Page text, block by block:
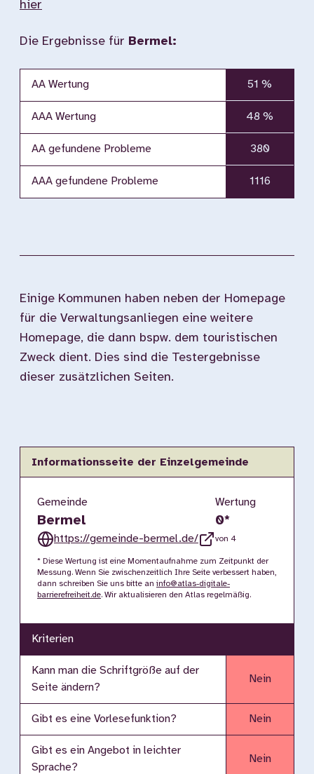
hier
Die Ergebnisse für Bermel:
AA Wertung 51 %
AAA Wertung 48 %
AA gefundene Probleme 380
AAA gefundene Probleme 1116
Einige Kommunen haben neben der Homepage
für die Verwaltungsanliegen eine weitere
Homepage, die dann bspw. dem touristischen
Zweck dient. Dies sind die Testergebnisse
dieser zusätzlichen Seiten.
Informationsseite der Einzelgemeinde
Gemeinde
Bermel
https://gemeinde-bermel.de/
Wertung
0*
von 4
* Diese Wertung ist eine Momentaufnahme zum Zeitpunkt der
Messung. Wenn Sie zwischenzeitlich Ihre Seite verbessert haben,
dann schreiben Sie uns bitte an info@atlas-digitale-
barrierefreiheit.de. Wir aktualisieren den Atlas regelmäßig.
Kriterien
Kann man die Schriftgröße auf der
Seite ändern?
Nein
Gibt es eine Vorlesefunktion? Nein
Gibt es ein Angebot in leichter
Sprache?
Nein